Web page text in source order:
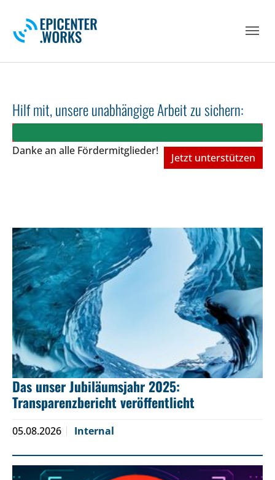
Hilf mit, unsere unabhängige Arbeit zu sichern:
Danke an alle Fördermitglieder!
Jetzt unterstützen
Das unser Jubiläumsjahr 2025:
Transparenzbericht veröffentlicht
05.08.2026 Internal